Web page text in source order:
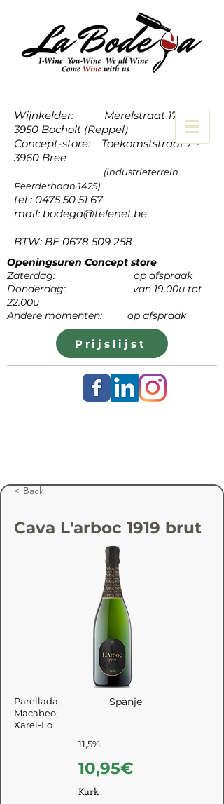
Wijnkelder: Merelstraat 17a -
3950 Bocholt (Reppel)
Concept-store: Toekomststraat 2 -
3960 Bree
(industrieterrein
Peerderbaan 1425)
tel : 0475 50 51 67
mail: bodega@telenet.be
BTW: BE 0678 509 258
Openingsuren Concept store
Zaterdag: op afspraak
Donderdag: van 19.00u tot
22.00u
Andere momenten: op afspraak
Prijslijst
< Back
Cava L'arboc 1919 brut
Parellada,
Macabeo,
Xarel-Lo
Spanje
11,5%
10,95€
Kurk